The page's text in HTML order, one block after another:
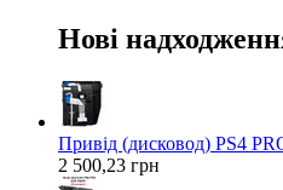
Нові
Привід (дисковод) PS4
2 500,23 грн